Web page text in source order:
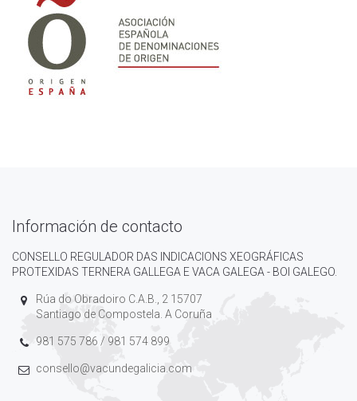
Información de contacto
CONSELLO REGULADOR DAS INDICACIONS XEOGRÁFICAS
PROTEXIDAS TERNERA GALLEGA E VACA GALEGA - BOI GALEGO.
Rúa do Obradoiro C.A.B., 2 15707
Santiago de Compostela. A Coruña
981 575 786 / 981 574 899
consello@vacundegalicia.com